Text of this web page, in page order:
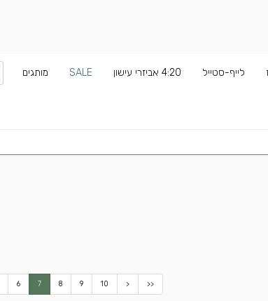
לייף-סטייל 4:20 אביזרי עישון SALE מותגים
6 7 8 9 10 > >>